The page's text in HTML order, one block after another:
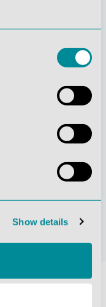
Show details
Verständnis für
9001